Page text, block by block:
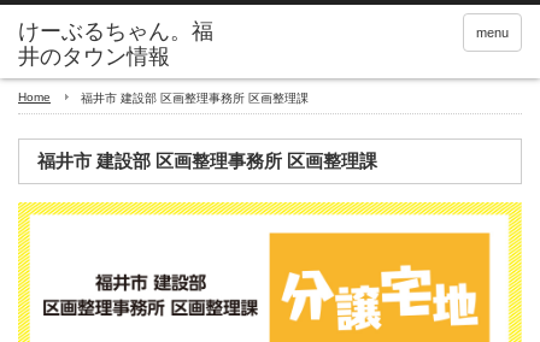
menu
Home 福井市 建設部 区画整理事務所 区画整理課
福井市 建設部 区画整理事務所 区画整理課